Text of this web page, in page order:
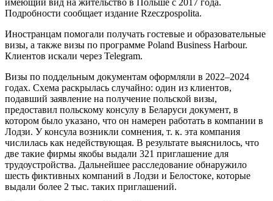
Подробности сообщает издание Rzeczpospolita.
Иностранцам помогали получать гостевые и образовательные
визы, а также визы по программе Poland Business Harbour.
Клиентов искали через Telegram.
Визы по поддельным документам оформляли в 2022–2024
годах. Схема раскрылась случайно: один из клиентов,
подавший заявление на получение польской визы,
предоставил польскому консулу в Беларуси документ, в
котором было указано, что он намерен работать в компании в
Лодзи. У консула возникли сомнения, т. к. эта компания
числилась как недействующая. В результате выяснилось, что
две такие фирмы якобы выдали 321 приглашение для
трудоустройства. Дальнейшее расследование обнаружило
шесть фиктивных компаний в Лодзи и Белостоке, которые
выдали более 2 тыс. таких приглашений.